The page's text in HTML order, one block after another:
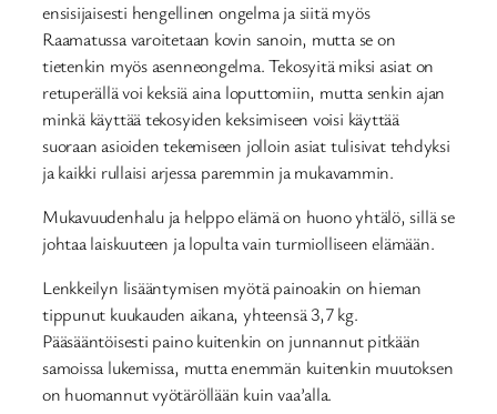
ensisijaisesti hengellinen ongelma ja siitä myös
Raamatussa varoitetaan kovin sanoin, mutta se on
tietenkin myös asenneongelma. Tekosyitä miksi asiat on
retuperällä voi keksiä aina loputtomiin, mutta senkin ajan
minkä käyttää tekosyiden keksimiseen voisi käyttää
suoraan asioiden tekemiseen jolloin asiat tulisivat tehdyksi
ja kaikki rullaisi arjessa paremmin ja mukavammin.
Mukavuudenhalu ja helppo elämä on huono yhtälö, sillä se
johtaa laiskuuteen ja lopulta vain turmiolliseen elämään.
Lenkkeilyn lisääntymisen myötä painoakin on hieman
tippunut kuukauden aikana, yhteensä 3,7 kg.
Pääsääntöisesti paino kuitenkin on junnannut pitkään
samoissa lukemissa, mutta enemmän kuitenkin muutoksen
on huomannut vyötäröllään kuin vaa’alla.